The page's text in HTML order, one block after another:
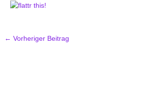
← Vorheriger Beitrag